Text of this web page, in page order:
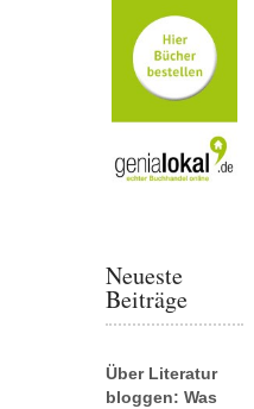
Neueste
Beiträge
Über Literatur
bloggen: Was